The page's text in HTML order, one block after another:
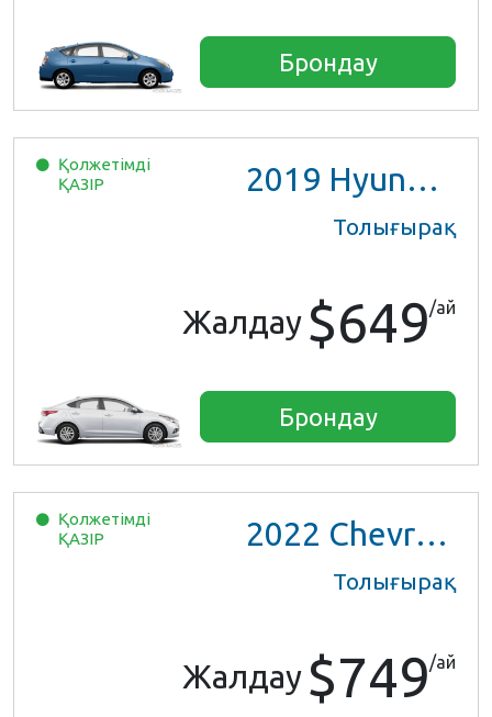
Брондау
Қолжетімді
ҚАЗІР
2019 Hyundai Accent
Толығырақ
Жалдау $649/ай
Брондау
Қолжетімді
ҚАЗІР
2022 Chevrolet Trax LS
Толығырақ
Жалдау $749/ай